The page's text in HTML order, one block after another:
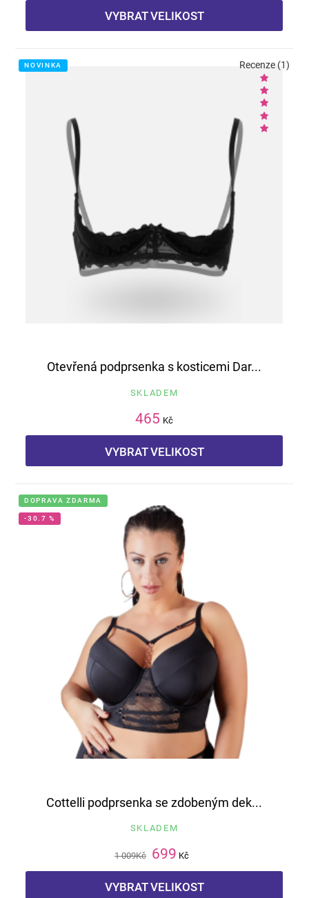
VYBRAT VELIKOST
NOVINKA
Otevřená podprsenka s kosticemi Dar...
SKLADEM
465 Kč
VYBRAT VELIKOST
Recenze (1)
DOPRAVA ZDARMA
-30.7 %
Cottelli podprsenka se zdobeným dek...
SKLADEM
1 009Kč 699 Kč
VYBRAT VELIKOST